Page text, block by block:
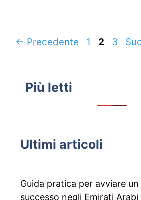
Navigazione
← Precedente Pagina
1 Pagina
2 3
Più letti
Ultimi articoli
Guida pratica per avviare
successo negli Emirati